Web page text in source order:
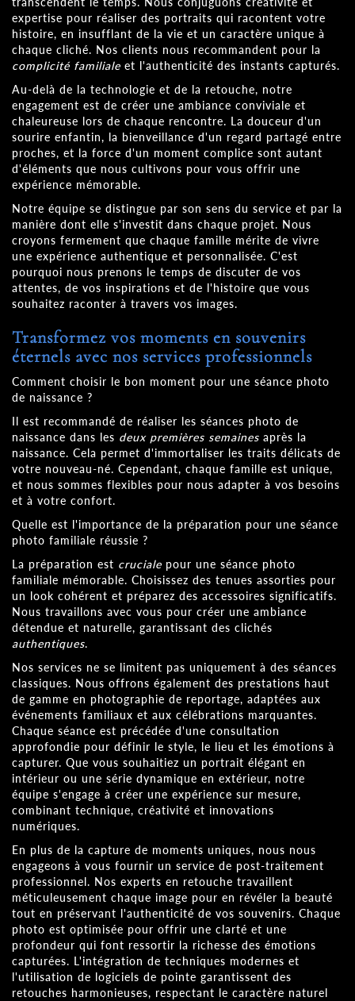
expertise pour réaliser des portraits qui racontent votre
histoire, en insufflant de la vie et un caractère unique à
chaque cliché. Nos clients nous recommandent pour la
complicité familiale et l'authenticité des instants capturés.
Au-delà de la technologie et de la retouche, notre
engagement est de créer une ambiance conviviale et
chaleureuse lors de chaque rencontre. La douceur d'un
sourire enfantin, la bienveillance d'un regard partagé entre
proches, et la force d'un moment complice sont autant
d'éléments que nous cultivons pour vous offrir une
expérience mémorable.
Notre équipe se distingue par son sens du service et par la
manière dont elle s'investit dans chaque projet. Nous
croyons fermement que chaque famille mérite de vivre
une expérience authentique et personnalisée. C'est
pourquoi nous prenons le temps de discuter de vos
attentes, de vos inspirations et de l'histoire que vous
souhaitez raconter à travers vos images.
Transformez vos moments en souvenirs
éternels avec nos services professionnels
Comment choisir le bon moment pour une séance photo
de naissance ?
Il est recommandé de réaliser les séances photo de
naissance dans les deux premières semaines après la
naissance. Cela permet d'immortaliser les traits délicats de
votre nouveau-né. Cependant, chaque famille est unique,
et nous sommes flexibles pour nous adapter à vos besoins
et à votre confort.
Quelle est l'importance de la préparation pour une séance
photo familiale réussie ?
La préparation est cruciale pour une séance photo
familiale mémorable. Choisissez des tenues assorties pour
un look cohérent et préparez des accessoires significatifs.
Nous travaillons avec vous pour créer une ambiance
détendue et naturelle, garantissant des clichés
authentiques.
Nos services ne se limitent pas uniquement à des séances
classiques. Nous offrons également des prestations haut
de gamme en photographie de reportage, adaptées aux
événements familiaux et aux célébrations marquantes.
Chaque séance est précédée d'une consultation
approfondie pour définir le style, le lieu et les émotions à
capturer. Que vous souhaitiez un portrait élégant en
intérieur ou une série dynamique en extérieur, notre
équipe s'engage à créer une expérience sur mesure,
combinant technique, créativité et innovations
numériques.
En plus de la capture de moments uniques, nous nous
engageons à vous fournir un service de post-traitement
professionnel. Nos experts en retouche travaillent
méticuleusement chaque image pour en révéler la beauté
tout en préservant l'authenticité de vos souvenirs. Chaque
photo est optimisée pour offrir une clarté et une
profondeur qui font ressortir la richesse des émotions
capturées. L'intégration de techniques modernes et
l'utilisation de logiciels de pointe garantissent des
retouches harmonieuses, respectant le caractère naturel